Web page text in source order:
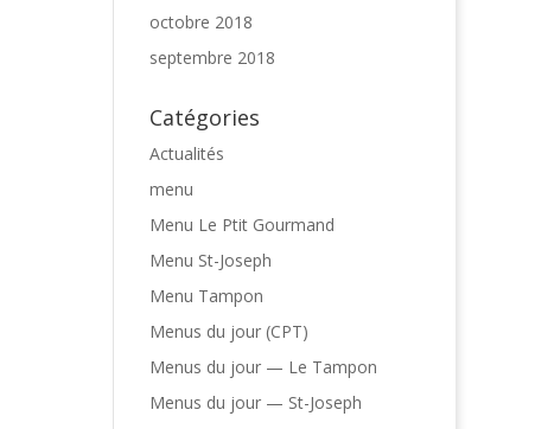
octobre 2018
septembre 2018
Catégories
Actualités
menu
Menu Le Ptit Gourmand
Menu St-Joseph
Menu Tampon
Menus du jour (CPT)
Menus du jour — Le Tampon
Menus du jour — St-Joseph